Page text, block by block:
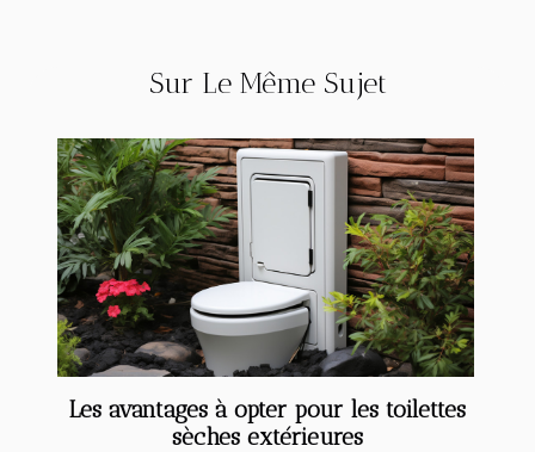
Sur Le Même Sujet
Les avantages à opter pour les toilettes
sèches extérieures